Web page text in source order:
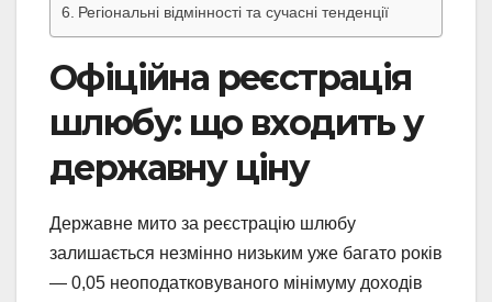
Регіональні відмінності та сучасні тенденції
Офіційна реєстрація
шлюбу: що входить у
державну ціну
Державне мито за реєстрацію шлюбу
залишається незмінно низьким уже багато років
— 0,05 неоподатковуваного мінімуму доходів